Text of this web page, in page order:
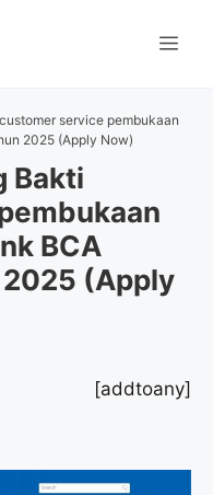
service pembukaan
2025 (Apply Now)
Bakti
BCA
(Apply
[addtoany]